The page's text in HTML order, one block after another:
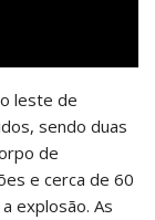
leste de
sendo duas
de
e cerca de 60
explosão. As